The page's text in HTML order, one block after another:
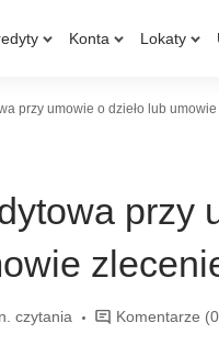
Konta Lokaty
przy umowie o dzieło lub
przy
czytania Komentarze